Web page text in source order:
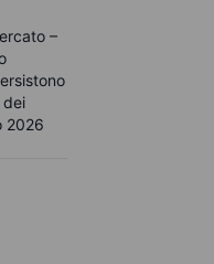
–
dei
2026